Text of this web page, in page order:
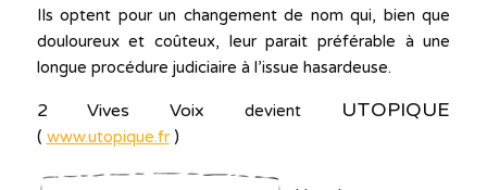
Ils optent pour un changement de nom qui, bien que
douloureux et coûteux, leur parait préférable à une
longue procédure judiciaire à l’issue hasardeuse.
2 Vives Voix devientUTOPIQUE
( www.utopique.fr)